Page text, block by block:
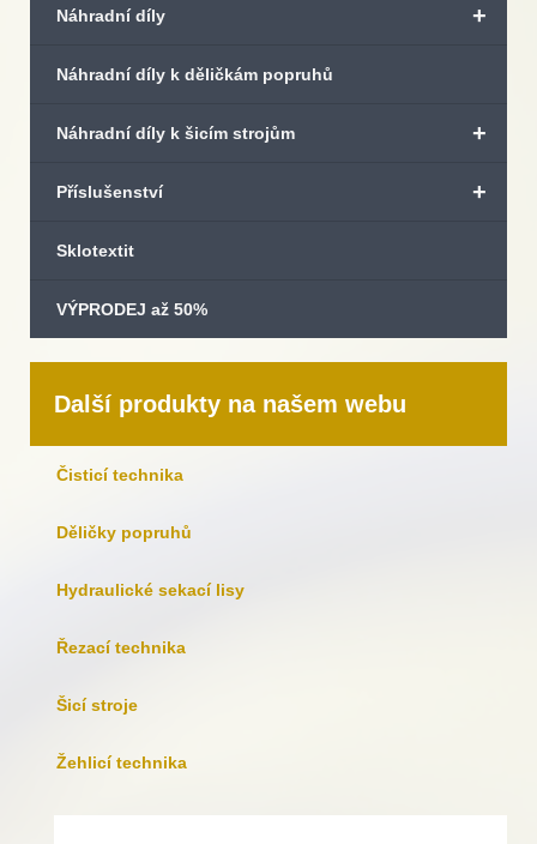
+
Náhradní díly
Náhradní díly k děličkám popruhů
+
Náhradní díly k šicím strojům
+
Příslušenství
Sklotextit
VÝPRODEJ až 50%
Další produkty na našem webu
Čisticí technika
Děličky popruhů
Hydraulické sekací lisy
Řezací technika
Šicí stroje
Žehlicí technika